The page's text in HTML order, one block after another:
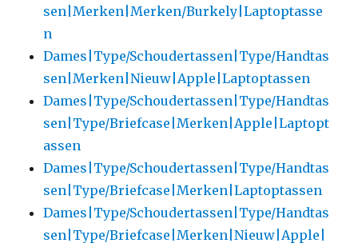
sen|Merken|Merken/Burkely|Laptoptasse
n
Dames|Type/Schoudertassen|Type/Handtas
sen|Merken|Nieuw|Apple|Laptoptassen
Dames|Type/Schoudertassen|Type/Handtas
sen|Type/Briefcase|Merken|Apple|Laptopt
assen
Dames|Type/Schoudertassen|Type/Handtas
sen|Type/Briefcase|Merken|Laptoptassen
Dames|Type/Schoudertassen|Type/Handtas
sen|Type/Briefcase|Merken|Nieuw|Apple|